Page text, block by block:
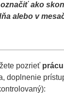
ako
alebo v
pozrieť
doplnenie